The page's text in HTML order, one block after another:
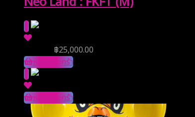
฿25,000.00
หยิบใส่ตะกร้า
หยิบใส่ตะกร้า